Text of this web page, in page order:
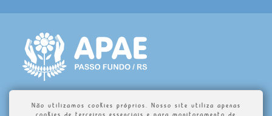
Não utilizamos cookies próprios. Nosso site utiliza apenas
cookies de terceiros essenciais e para monitoramento de